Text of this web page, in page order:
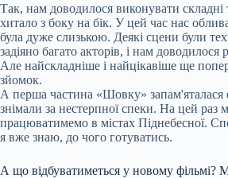
Так, нам доводилося виконувати
хитало з боку на бік. У цей час нас
була дуже слизькою. Деякі сцени були
задіяно багато акторів, і нам
Але найскладніше і найцікавіше ще
зйомок.
А перша частина «Шовку» запам'яталася
знімали за нестерпної спеки. На цей раз
працюватимемо в містах Піднебесної.
я вже знаю, до чого готуватись.
А що відбуватиметься у новому фільмі?